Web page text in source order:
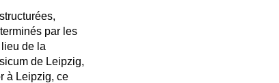
par les
de la
de Leipzig,
à Leipzig, ce